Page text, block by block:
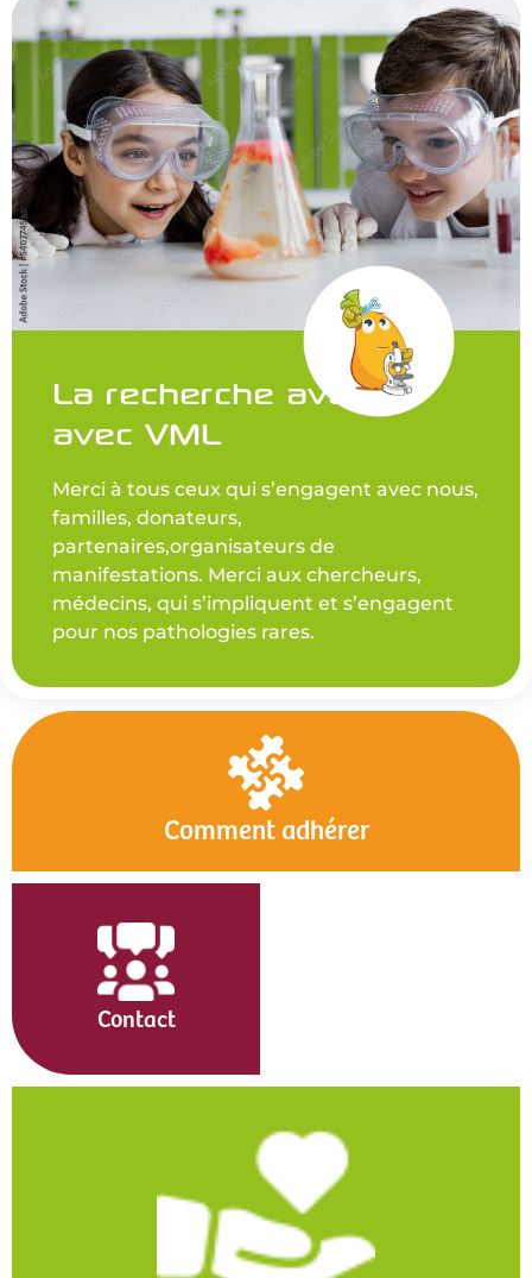
La recherche avance
avec VML
Merci à tous ceux qui s’engagent avec nous,
familles, donateurs,
partenaires,organisateurs de
manifestations. Merci aux chercheurs,
médecins, qui s’impliquent et s’engagent
pour nos pathologies rares.
Comment adhérer
Contact